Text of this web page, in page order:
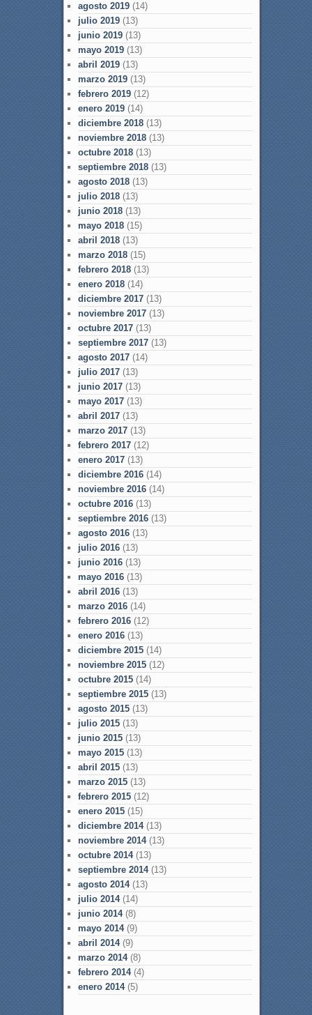
agosto 2019(14)
julio 2019(13)
junio 2019(13)
mayo 2019(13)
abril 2019(13)
marzo 2019(13)
febrero 2019(12)
enero 2019(14)
diciembre 2018(13)
noviembre 2018(13)
octubre 2018(13)
septiembre 2018(13)
agosto 2018(13)
julio 2018(13)
junio 2018(13)
mayo 2018(15)
abril 2018(13)
marzo 2018(15)
febrero 2018(13)
enero 2018(14)
diciembre 2017(13)
noviembre 2017(13)
octubre 2017(13)
septiembre 2017(13)
agosto 2017(14)
julio 2017(13)
junio 2017(13)
mayo 2017(13)
abril 2017(13)
marzo 2017(13)
febrero 2017(12)
enero 2017(13)
diciembre 2016(14)
noviembre 2016(14)
octubre 2016(13)
septiembre 2016(13)
agosto 2016(13)
julio 2016(13)
junio 2016(13)
mayo 2016(13)
abril 2016(13)
marzo 2016(14)
febrero 2016(12)
enero 2016(13)
diciembre 2015(14)
noviembre 2015(12)
octubre 2015(14)
septiembre 2015(13)
agosto 2015(13)
julio 2015(13)
junio 2015(13)
mayo 2015(13)
abril 2015(13)
marzo 2015(13)
febrero 2015(12)
enero 2015(15)
diciembre 2014(13)
noviembre 2014(13)
octubre 2014(13)
septiembre 2014(13)
agosto 2014(13)
julio 2014(14)
junio 2014(8)
mayo 2014(9)
abril 2014(9)
marzo 2014(8)
febrero 2014(4)
enero 2014(5)